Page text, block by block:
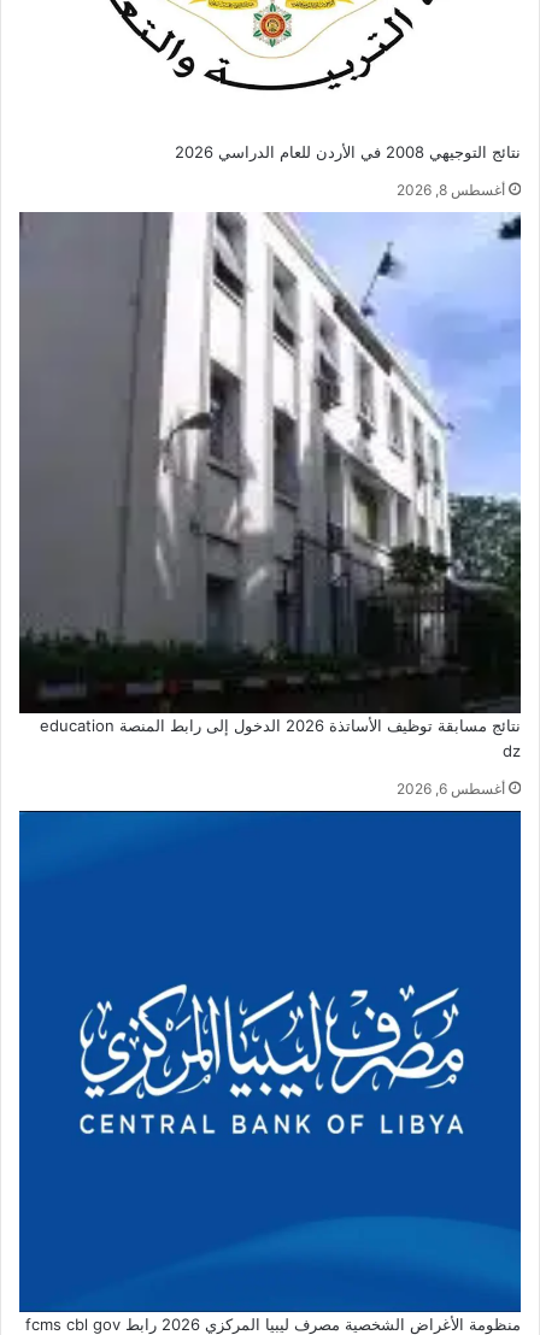
نتائج التوجيهي 2008 في الأردن للعام الدراسي 2026
أغسطس 8, 2026
نتائج مسابقة توظيف الأساتذة 2026 الدخول إلى رابط المنصة education
dz
أغسطس 6, 2026
منظومة الأغراض الشخصية مصرف ليبيا المركزي 2026 رابط fcms cbl gov